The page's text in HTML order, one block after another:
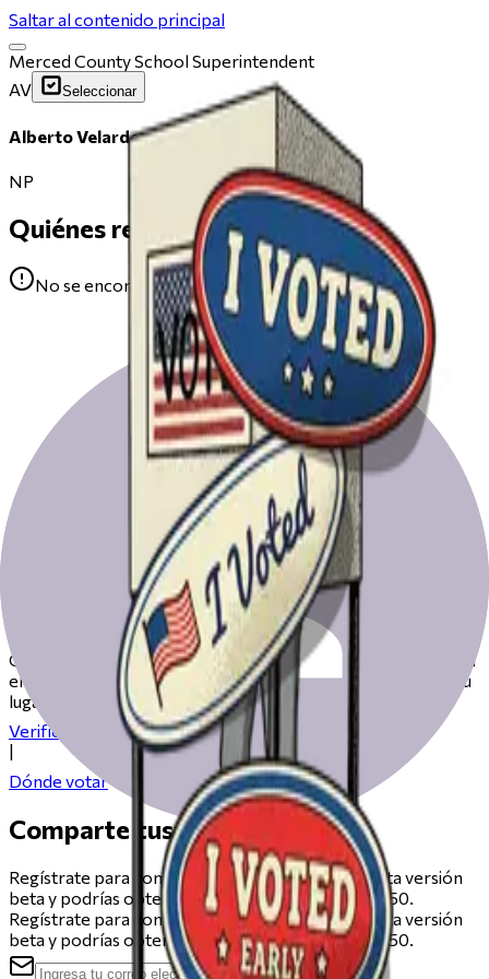
Saltar al contenido principal
Merced County School Superintendent
AV
Seleccionar
Alberto Velarde
NP
Quiénes respaldan
No se encontraron avales para Alberto Velarde.
Prepárate para votar el día de las
elecciones
Consulta nuestros recursos para ayudarte a prepararte para
el día de las elecciones, desde registrarte hasta encontrar tu
lugar de votación.
Verifica tu registro
Dónde votar
Comparte tus comentarios
Regístrate para compartir comentarios sobre esta versión
beta y podrías obtener una tarjeta de regalo de $50.
Regístrate para compartir comentarios sobre esta versión
beta y podrías obtener una tarjeta de regalo de $50.